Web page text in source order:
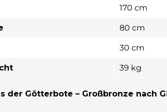
170 cm
80 cm
30 cm
39 kg
der Götterbote – Großbronze nach